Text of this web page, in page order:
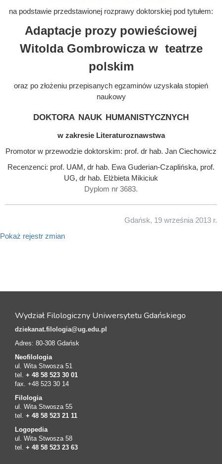
na podstawie przedstawionej rozprawy doktorskiej pod tytułem:
Adaptacje prozy powieściowej
Witolda Gombrowicza w teatrze
polskim
oraz po złożeniu przepisanych egzaminów uzyskała stopień
naukowy
doktora nauk humanistycznych
w zakresie Literaturoznawstwa
Promotor w przewodzie doktorskim: prof. dr hab. Jan Ciechowicz
Recenzenci: prof. UAM, dr hab. Ewa Guderian-Czaplińska, prof.
UG, dr hab. Elżbieta Mikiciuk
Dyplom nr 3683.
Gdańsk, 19 września 2013 r.
Pokaż rejestr zmian
Wydział Filologiczny Uniwersytetu Gdańskiego
dziekanat.filologia@ug.edu.pl
Adres: 80-308 Gdańsk
Neofilologia
ul. Wita Stwosza 51
tel. + 48 58 523 30 01
fax. +48 523 30 14
Filologia
ul. Wita Stwosza 55
tel. + 48 58 523 21 11
Logopedia
ul. Wita Stwosza 58
tel. + 48 58 523 23 63